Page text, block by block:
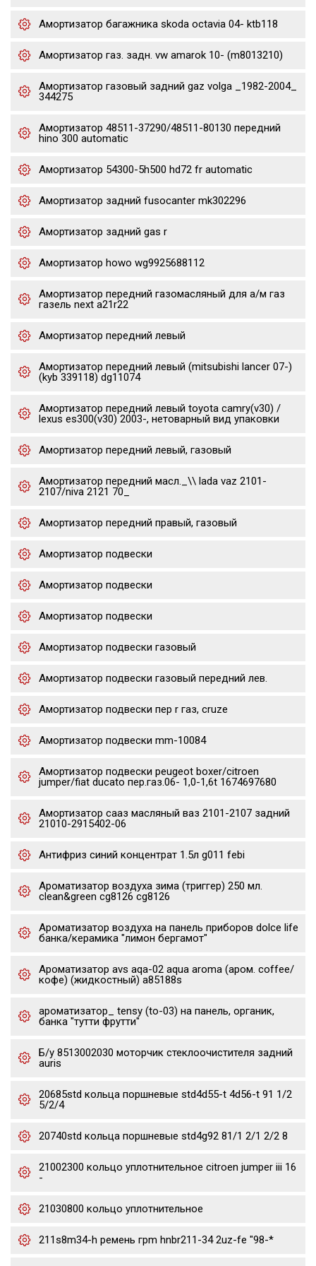
Амортизатор багажника skoda octavia 04- ktb118
Амортизатор газ. задн. vw amarok 10- (m8013210)
Амортизатор газовый задний gaz volga _1982-2004_
344275
Амортизатор 48511-37290/48511-80130 передний
hino 300 automatic
Амортизатор 54300-5h500 hd72 fr automatic
Амортизатор задний fusocanter mk302296
Амортизатор задний gas r
Амортизатор howo wg9925688112
Амортизатор передний газомасляный для а/м газ
газель next a21r22
Амортизатор передний левый
Амортизатор передний левый (mitsubishi lancer 07-)
(kyb 339118) dg11074
Амортизатор передний левый toyota camry(v30) /
lexus es300(v30) 2003-, нетоварный вид упаковки
Амортизатор передний левый, газовый
Амортизатор передний масл._\\ lada vaz 2101-
2107/niva 2121 70_
Амортизатор передний правый, газовый
Амортизатор подвески
Амортизатор подвески
Амортизатор подвески
Амортизатор подвески газовый
Амортизатор подвески газовый передний лев.
Амортизатор подвески пер r газ, cruze
Амортизатор подвески mm-10084
Амортизатор подвески peugeot boxer/citroen
jumper/fiat ducato пер.газ.06- 1,0-1,6t 1674697680
Амортизатор сааз масляный ваз 2101-2107 задний
21010-2915402-06
Антифриз синий концентрат 1.5л g011 febi
Ароматизатор воздуха зима (триггер) 250 мл.
clean&green cg8126 cg8126
Ароматизатор воздуха на панель приборов dolce life
банка/керамика "лимон бергамот"
Ароматизатор avs aqa-02 aqua aroma (аром. coffee/
кофе) (жидкостный) a85188s
ароматизатор_ tensy (to-03) на панель, органик,
банка "тутти фрутти"
Б/у 8513002030 моторчик стеклоочистителя задний
auris
20685std кольца поршневые std4d55-t 4d56-t 91 1/2
5/2/4
20740std кольца поршневые std4g92 81/1 2/1 2/2 8
21002300 кольцо уплотнительное citroen jumper iii 16
-
21030800 кольцо уплотнительное
211s8m34-h ремень грm hnbr211-34 2uz-fe "98-*